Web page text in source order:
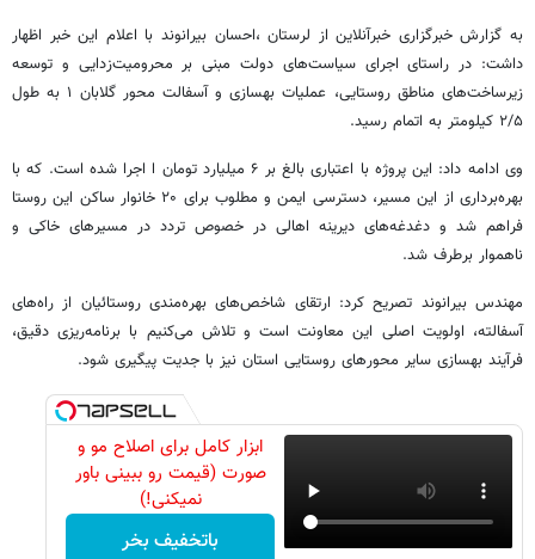
به گزارش خبرگزاری خبرآنلاین از لرستان ،احسان بیرانوند با اعلام این خبر اظهار
داشت: در راستای اجرای سیاست‌های دولت مبنی بر محرومیت‌زدایی و توسعه
زیرساخت‌های مناطق روستایی، عملیات بهسازی و آسفالت محور گلابان ۱ به طول
۲/۵ کیلومتر به اتمام رسید.
وی ادامه داد: این پروژه با اعتباری بالغ بر ۶ میلیارد تومان ا اجرا شده است. که با
بهره‌برداری از این مسیر، دسترسی ایمن و مطلوب برای ۲۰ خانوار ساکن این روستا
فراهم شد و دغدغه‌های دیرینه اهالی در خصوص تردد در مسیرهای خاکی و
ناهموار برطرف شد.
مهندس بیرانوند تصریح کرد: ارتقای شاخص‌های بهره‌مندی روستائیان از راه‌های
آسفالته، اولویت اصلی این معاونت است و تلاش می‌کنیم با برنامه‌ریزی دقیق،
فرآیند بهسازی سایر محورهای روستایی استان نیز با جدیت پیگیری شود.
ابزار کامل برای اصلاح مو و
صورت (قیمت رو ببینی باور
نمیکنی!)
باتخفیف بخر